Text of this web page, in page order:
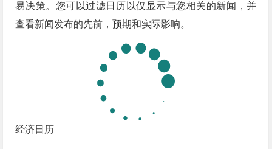
易决策。您可以过滤日历以仅显示与您相关的新闻，并
查看新闻发布的先前，预期和实际影响。
经济日历